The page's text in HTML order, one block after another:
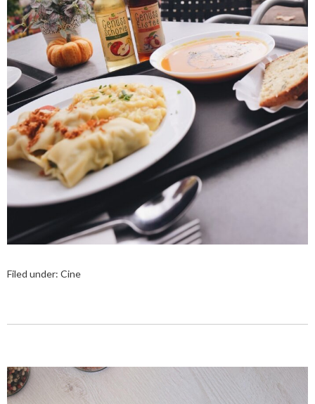
Filed under: Cine